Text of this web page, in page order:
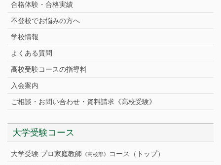
合格体験・合格実績
不登校でお悩みの方へ
学校情報
よくある質問
高校受験コースの指導料
入会案内
ご相談・お問い合わせ・資料請求《高校受験》
大学受験コース
大学受験 プロ家庭教師 《高校部》 コース（トップ）